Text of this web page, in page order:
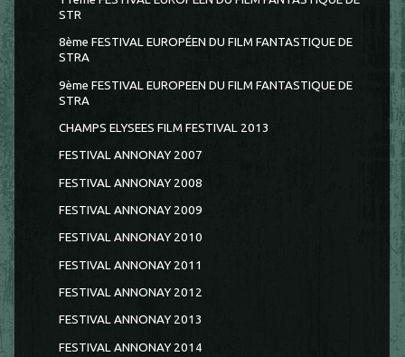
STR
8ème FESTIVAL EUROPÉEN DU FILM FANTASTIQUE DE
STRA
9ème FESTIVAL EUROPEEN DU FILM FANTASTIQUE DE
STRA
CHAMPS ELYSEES FILM FESTIVAL 2013
FESTIVAL ANNONAY 2007
FESTIVAL ANNONAY 2008
FESTIVAL ANNONAY 2009
FESTIVAL ANNONAY 2010
FESTIVAL ANNONAY 2011
FESTIVAL ANNONAY 2012
FESTIVAL ANNONAY 2013
FESTIVAL ANNONAY 2014